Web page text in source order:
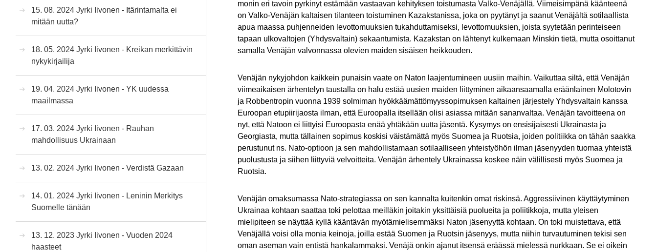
monin eri tavoin pyrkinyt estämään vastaavan kehityksen toistumasta Valko-Venäjällä. Viimeisimpänä käänteenä
on Valko-Venäjän kaltaisen tilanteen toistuminen Kazakstanissa, joka on pyytänyt ja saanut Venäjältä sotilaallista
apua maassa puhjenneiden levottomuuksien tukahduttamiseksi, levottomuuksien, joista syytetään perinteiseen
tapaan ulkovaltojen (Yhdysvaltain) sekaantumista. Kazakstan on lähtenyt kulkemaan Minskin tietä, mutta osoittanut
samalla Venäjän valvonnassa olevien maiden sisäisen heikkouden.
Venäjän nykyjohdon kaikkein punaisin vaate on Naton laajentumineen uusiin maihin. Vaikuttaa siltä, että Venäjän
viimeaikaisen ärhentelyn taustalla on halu estää uusien maiden liittyminen aikaansaamalla eräänlainen Molotovin
ja Robbentropin vuonna 1939 solmiman hyökkäämättömyyssopimuksen kaltainen järjestely Yhdysvaltain kanssa
Euroopan etupiirijaosta ilman, että Euroopalla itsellään olisi asiassa mitään sananvaltaa. Venäjän tavoitteena on
nyt, että Natoon ei liittyisi Euroopasta enää yhtäkään uutta jäsentä. Kysymys on ensisijaisesti Ukrainasta ja
Georgiasta, mutta tällainen sopimus koskisi väistämättä myös Suomea ja Ruotsia, joiden politiikka on tähän saakka
perustunut ns. Nato-optioon ja sen mahdollistamaan sotilaalliseen yhteistyöhön ilman jäsenyyden tuomaa yhteistä
puolustusta ja siihen liittyviä velvoitteita. Venäjän ärhentely Ukrainassa koskee näin välillisesti myös Suomea ja
Ruotsia.
Venäjän omaksumassa Nato-strategiassa on sen kannalta kuitenkin omat riskinsä. Aggressiivinen käyttäytyminen
Ukrainaa kohtaan saattaa toki pelottaa meilläkin joitakin yksittäisiä puolueita ja poliitikkoja, mutta yleisen
mielipiteen se näyttää kyllä kääntävän myötämielisemmäksi Naton jäsenyyttä kohtaan. On toki muistettava, että
Venäjällä voisi olla monia keinoja, joilla estää Suomen ja Ruotsin jäsenyys, mutta niihin turvautuminen tekisi sen
oman aseman vain entistä hankalammaksi. Venäjä onkin ajanut itsensä eräässä mielessä nurkkaan. Se ei oikein
15. 08. 2024 Jyrki Iivonen - Itärintamalta ei
mitään uutta?
18. 05. 2024 Jyrki Iivonen - Kreikan merkittävin
nykykirjailija
19. 04. 2024 Jyrki Iivonen - YK uudessa
maailmassa
17. 03. 2024 Jyrki Iivonen - Rauhan
mahdollisuus Ukrainaan
13. 02. 2024 Jyrki Iivonen - Verdistä Gazaan
14. 01. 2024 Jyrki Iivonen - Leninin Merkitys
Suomelle tänään
13. 12. 2023 Jyrki Iivonen - Vuoden 2024
haasteet